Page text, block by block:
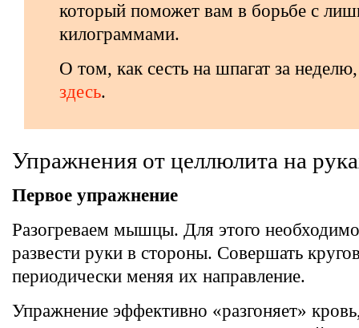
который поможет вам в борьбе с
килограммами.
О том, как сесть на шпагат за
здесь.
Упражнения от целлюлита на
Первое упражнение
Разогреваем мышцы. Для этого
развести руки в стороны. Совершать
периодически меняя их направление.
Упражнение эффективно «разгоняет»